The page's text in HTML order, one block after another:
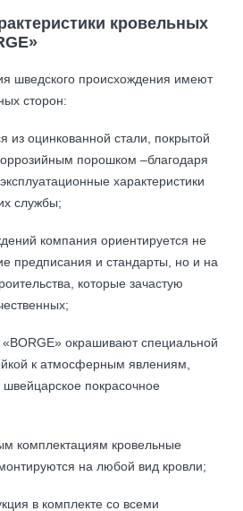
кровельных
шведского происхождения имеют
сторон:
из оцинкованной стали, покрытой
порошком –благодаря
характеристики
службы;
компания ориентируется не
предписания и стандарты, но и на
которые зачастую
окрашивают специальной
к атмосферным явлениям,
швейцарское покрасочное
комплектациям кровельные
на любой вид кровли;
в комплекте со всеми